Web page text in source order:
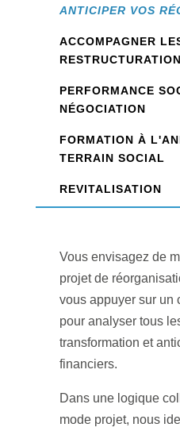
ANTICIPER VOS
ACCOMPAGNER
PERFORMANCE
NÉGOCIATION
FORMATION À
TERRAIN SOCIAL
REVITALISATION
Vous envisagez de
projet de
vous appuyer sur un
pour analyser tous
transformation et
financiers.
Dans une logique
mode projet, nous